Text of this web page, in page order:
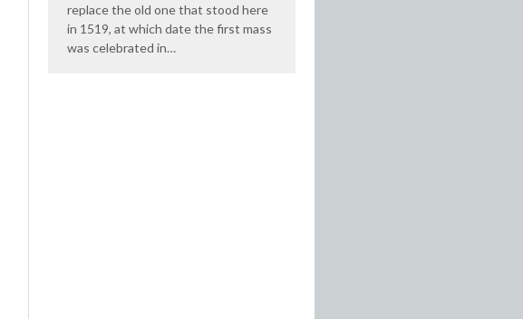
replace the old one that stood here
in 1519, at which date the first mass
was celebrated in…